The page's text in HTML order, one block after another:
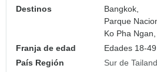
Destinos
Bangkok,
Parque
Ko Pha Ngan,
Franja de edad
Edades 18-49
País Región
Sur de